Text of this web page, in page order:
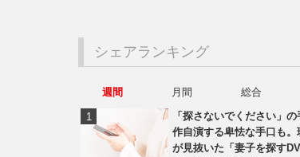
シェアランキング
週間 月間
総合
「探さないでください」
作自演する卑怯な手口も。
が見抜いた「妻子を探す